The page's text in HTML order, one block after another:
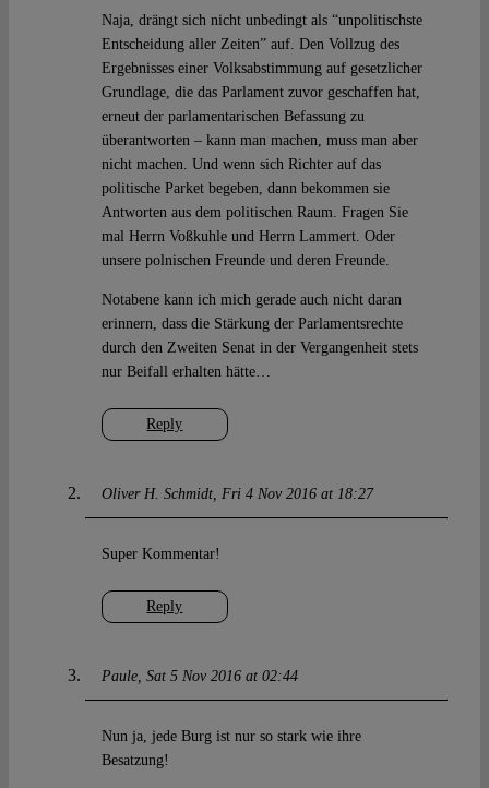
Reply
Naja, drängt sich nicht unbedingt als “unpolitischste
Entscheidung aller Zeiten” auf. Den Vollzug des
Ergebnisses einer Volksabstimmung auf gesetzlicher
Grundlage, die das Parlament zuvor geschaffen hat,
erneut der parlamentarischen Befassung zu
überantworten – kann man machen, muss man aber
nicht machen. Und wenn sich Richter auf das
politische Parket begeben, dann bekommen sie
Antworten aus dem politischen Raum. Fragen Sie
mal Herrn Voßkuhle und Herrn Lammert. Oder
unsere polnischen Freunde und deren Freunde.
Notabene kann ich mich gerade auch nicht daran
erinnern, dass die Stärkung der Parlamentsrechte
durch den Zweiten Senat in der Vergangenheit stets
nur Beifall erhalten hätte…
Oliver H. Schmidt Fri 4 Nov 2016 at 18:27
Reply
Super Kommentar!
Paule Sat 5 Nov 2016 at 02:44
Nun ja, jede Burg ist nur so stark wie ihre
Besatzung!